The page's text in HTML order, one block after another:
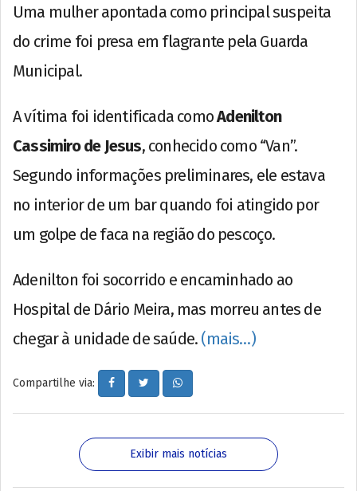
Uma mulher apontada como principal suspeita
do crime foi presa em flagrante pela Guarda
Municipal.
A vítima foi identificada comoAdenilton
Cassimiro de Jesus, conhecido como “Van”.
Segundo informações preliminares, ele estava
no interior de um bar quando foi atingido por
um golpe de faca na região do pescoço.
Adenilton foi socorrido e encaminhado ao
Hospital de Dário Meira, mas morreu antes de
chegar à unidade de saúde. (mais…)
Compartilhe via:
Exibir mais notícias